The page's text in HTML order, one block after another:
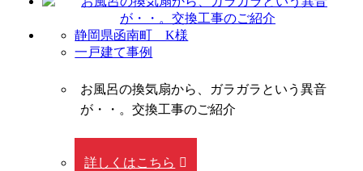
静岡県函南町 K様
一戸建て事例
お風呂の換気扇から、ガラガラという異音
が・・。交換工事のご紹介
詳しくはこちら